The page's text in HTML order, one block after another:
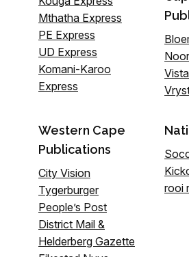
Mthatha Express
PE Express
UD Express
Komani-Karoo
Express
Vista
Western Cape
Publications
City Vision
Tygerburger
People’s Post
District Mail &
Helderberg Gazette
rooi